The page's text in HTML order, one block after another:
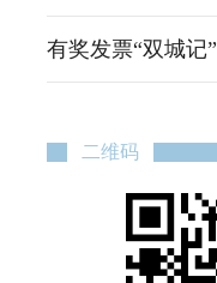
有奖发票“双城记”
二维码